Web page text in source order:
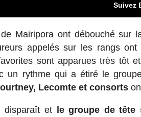
Suivez
Mairipora ont débouché sur
appelés sur les rangs
sont apparues très tôt et
un rythme qui a étiré le
Lecomte et consorts
disparaît et le groupe de tête